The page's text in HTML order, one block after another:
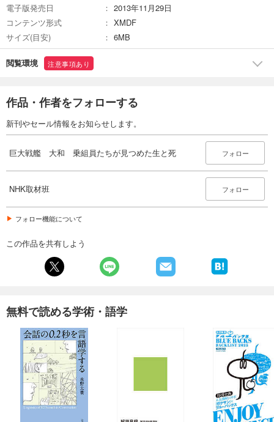
電子版発売日
2013年11月29日
コンテンツ形式
XMDF
サイズ(目安)
6MB
閲覧環境 注意事項あり
作品・作者をフォローする
新刊やセール情報をお知らせします。
巨大戦艦 大和 乗組員たちが見つめた生と死 フォロー
NHK取材班 フォロー
フォロー機能について
この作品を共有しよう
無料で読める学術・語学